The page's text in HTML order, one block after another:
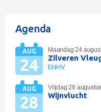
Agenda
AUG
24
Maandag 24
Zilveren
EHHV
AUG
28
Vrijdag 28
Wijnvlucht